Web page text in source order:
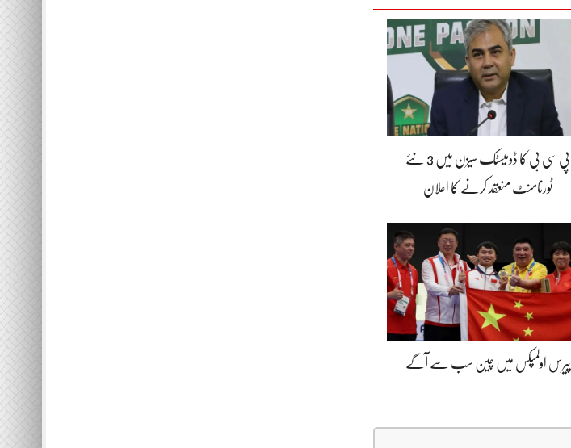
پی سی بی کا ڈومیسٹک سیزن میں 3 نئے
ٹورنامنٹ منعقد کرنے کا اعلان
پیرس اولمپکس میں چین سب سے آگے